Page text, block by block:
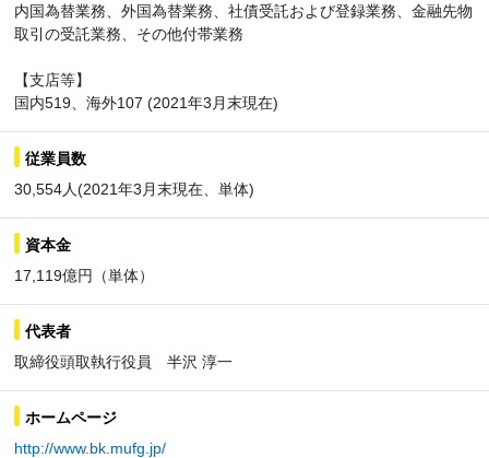
内国為替業務、外国為替業務、社債受託および登録業務、金融先物
取引の受託業務、その他付帯業務
【支店等】
国内519、海外107 (2021年3月末現在)
従業員数
30,554人(2021年3月末現在、単体)
資本金
17,119億円（単体）
代表者
取締役頭取執行役員 半沢 淳一
ホームページ
http://www.bk.mufg.jp/